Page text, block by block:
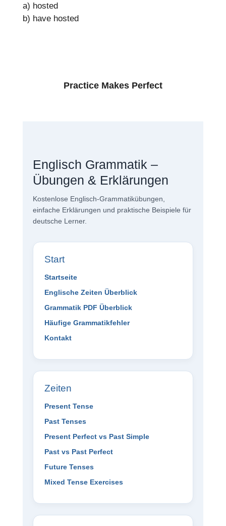
a) hosted
b) have hosted
Practice Makes Perfect
Englisch Grammatik –
Übungen & Erklärungen
Kostenlose Englisch-Grammatikübungen,
einfache Erklärungen und praktische Beispiele für
deutsche Lerner.
Start
Startseite
Englische Zeiten Überblick
Grammatik PDF Überblick
Häufige Grammatikfehler
Kontakt
Zeiten
Present Tense
Past Tenses
Present Perfect vs Past Simple
Past vs Past Perfect
Future Tenses
Mixed Tense Exercises